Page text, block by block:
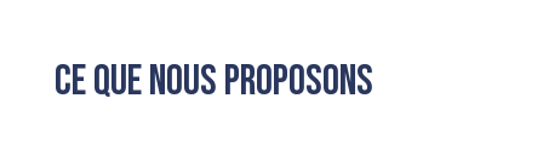
Ce que nous proposons